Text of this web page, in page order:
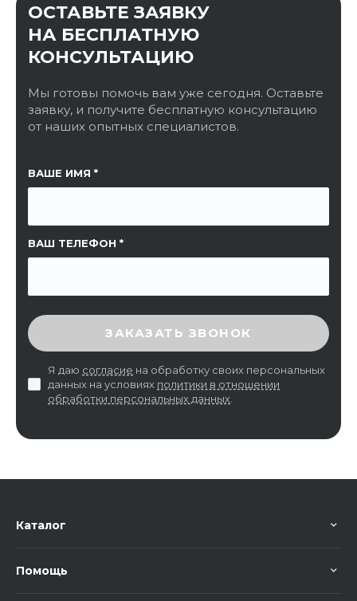
ОСТАВЬТЕ ЗАЯВКУ
НА БЕСПЛАТНУЮ
КОНСУЛЬТАЦИЮ
Мы готовы помочь вам уже сегодня. Оставьте
заявку, и получите бесплатную консультацию
от наших опытных специалистов.
ВАШЕ ИМЯ
ВАШ ТЕЛЕФОН
ССЫЛКА НА СТРАНИЦУ
ВВЕДИТЕ ПРОВЕРОЧНЫЙ КОД
ЗАКАЗАТЬ ЗВОНОК
Я даю согласие на обработку своих персональных
данных на условиях политики в отношении
обработки персональных данных
Каталог
Помощь